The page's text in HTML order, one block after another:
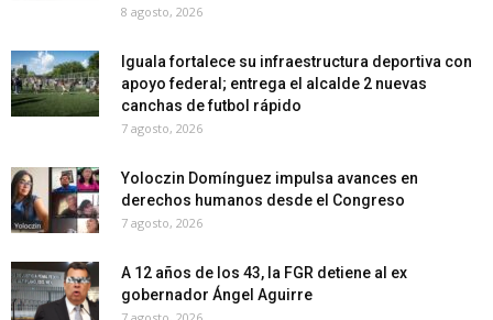
8 agosto, 2026
Iguala fortalece su infraestructura deportiva con
apoyo federal; entrega el alcalde 2 nuevas
canchas de futbol rápido
7 agosto, 2026
Yoloczin Domínguez impulsa avances en
derechos humanos desde el Congreso
7 agosto, 2026
A 12 años de los 43, la FGR detiene al ex
gobernador Ángel Aguirre